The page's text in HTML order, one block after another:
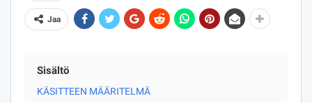
Jaa
Sisältö
KÄSITTEEN MÄÄRITELMÄ